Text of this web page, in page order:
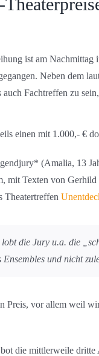
ist am Nachmittag
Neben dem
Fachtreffen zu
einen mit 1.000,- €
(Amalia, 13
mit Texten von
Theatertreffen
die Jury u.a. die
Ensembles und nicht
Preis, vor allem weil
die mittlerweile